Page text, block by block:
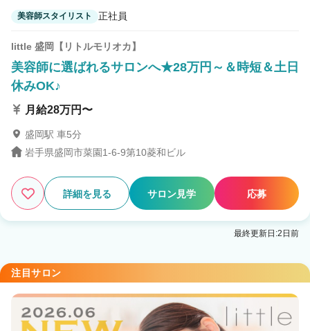
業務委託・フリーランス
詳細条件
この条件の求人数24
検索する
美容師スタイリスト 正社員
little 盛岡【リトルモリオカ】
美容師に選ばれるサロンへ★28万円～＆時短＆土日
休みOK♪
月給28万円〜
盛岡駅 車5分
岩手県盛岡市菜園1-6-9第10菱和ビル
詳細を見る サロン見学 応募
最終更新日:2日前
注目サロン